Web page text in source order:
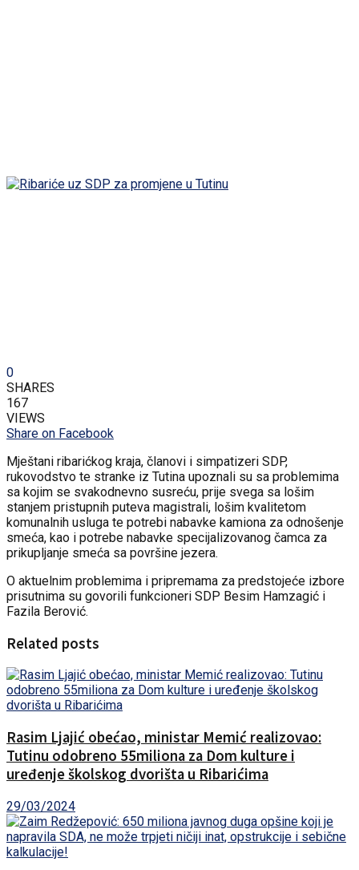
0
SHARES
167
VIEWS
Share on Facebook
Mještani ribarićkog kraja, članovi i simpatizeri SDP,
rukovodstvo te stranke iz Tutina upoznali su sa problemima
sa kojim se svakodnevno susreću, prije svega sa lošim
stanjem pristupnih puteva magistrali, lošim kvalitetom
komunalnih usluga te potrebi nabavke kamiona za odnošenje
smeća, kao i potrebe nabavke specijalizovanog čamca za
prikupljanje smeća sa površine jezera.
O aktuelnim problemima i pripremama za predstojeće izbore
prisutnima su govorili funkcioneri SDP Besim Hamzagić i
Fazila Berović.
Related posts
Rasim Ljajić obećao, ministar Memić realizovao:
Tutinu odobreno 55miliona za Dom kulture i
uređenje školskog dvorišta u Ribarićima
29/03/2024